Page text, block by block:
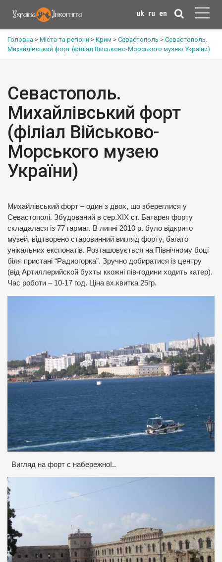
uk ru en
Головна > Міста та регіони > Крим > Севастополь > Севастополь.
Михайлівський форт (філіал Військово-Морського музею України)
Севастополь.
Михайлівський форт
(філіал Військово-
Морського музею
України)
Михайлівський форт – один з двох, що збереглися у
Севастополі. Збудований в сер.XIX ст. Батарея форту
складалася із 77 гармат. В липні 2010 р. було відкрито
музей, відтворено старовинний вигляд форту, багато
унікальних експонатів. Розташовується на Північному боці
біля пристані “Радиогорка”. Зручно добиратися із центру
(від Артиллерийской бухты ккожні пів-години ходить катер).
Час роботи – 10-17 год. Ціна вх.квитка 25гр.
Вигляд на форт с набережної..